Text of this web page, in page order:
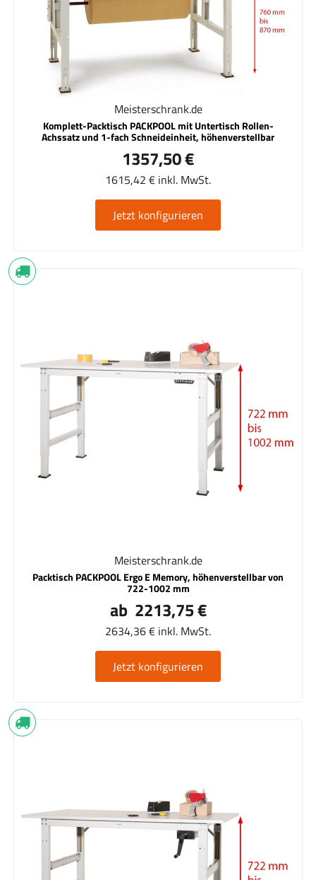
Meisterschrank.de
Komplett-Packtisch PACKPOOL mit Untertisch Rollen-
Achssatz und 1-fach Schneideinheit, höhenverstellbar
1357,50 €
1615,42 € inkl. MwSt.
Jetzt konfigurieren
Meisterschrank.de
Packtisch PACKPOOL Ergo E Memory, höhenverstellbar von
722-1002 mm
ab 2213,75 €
2634,36 € inkl. MwSt.
Jetzt konfigurieren